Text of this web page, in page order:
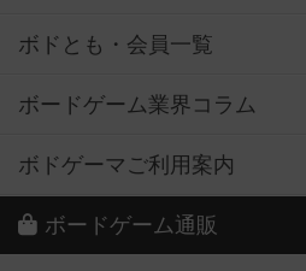
ボドとも・会員一覧
ボードゲーム業界コラム
ボドゲーマご利用案内
ボードゲーム通販